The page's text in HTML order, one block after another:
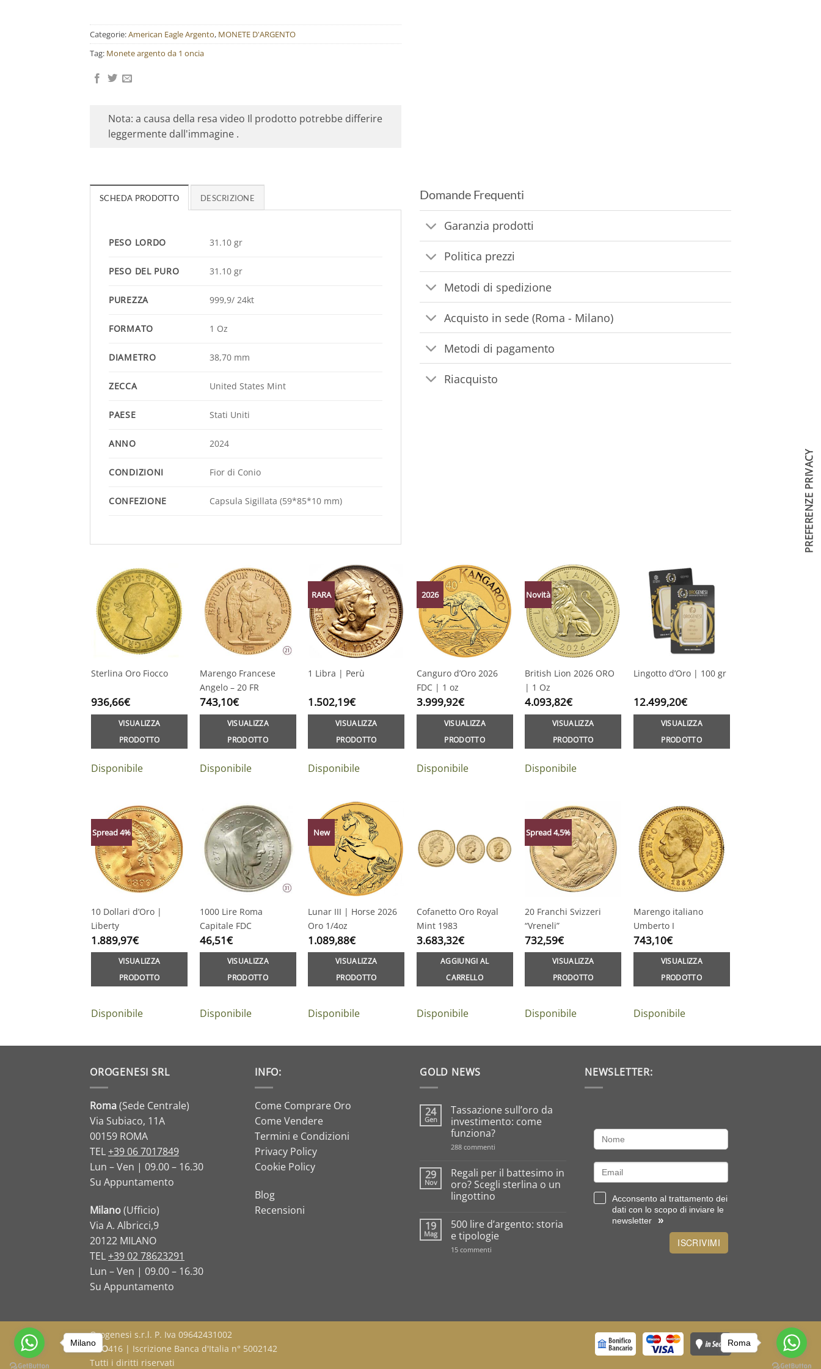
Categorie:American Eagle Argento, MONETE D'ARGENTO
Tag: Monete argento da 1 oncia
Nota: a causa della resa video Il prodotto potrebbe differire
leggermente dall'immagine .
SCHEDA PRODOTTO DESCRIZIONE
PESO LORDO 31.10 gr
PESO DEL PURO 31.10 gr
PUREZZA 999,9/ 24kt
FORMATO 1 Oz
DIAMETRO 38,70 mm
ZECCA United States Mint
PAESE Stati Uniti
ANNO 2024
CONDIZIONI Fior di Conio
CONFEZIONE Capsula Sigillata (59*85*10 mm)
Domande Frequenti
Garanzia prodotti
Politica prezzi
Metodi di spedizione
Acquisto in sede (Roma - Milano)
Metodi di pagamento
Riacquisto
Sterlina Oro Fiocco
936,66€
VISUALIZZA
PRODOTTO
Disponibile
Marengo Francese
Angelo – 20 FR
743,10€
VISUALIZZA
PRODOTTO
Disponibile
RARA
1 Libra | Perù
1.502,19€
VISUALIZZA
PRODOTTO
Disponibile
2026
Canguro d’Oro 2026
FDC | 1 oz
3.999,92€
VISUALIZZA
PRODOTTO
Disponibile
Novità
British Lion 2026 ORO
| 1 Oz
4.093,82€
VISUALIZZA
PRODOTTO
Disponibile
Lingotto d’Oro | 100 gr
12.499,20€
VISUALIZZA
PRODOTTO
Spread 4%
10 Dollari d’Oro |
Liberty
1.889,97€
VISUALIZZA
PRODOTTO
Disponibile
1000 Lire Roma
Capitale FDC
46,51€
VISUALIZZA
PRODOTTO
Disponibile
New
Lunar III | Horse 2026
Oro 1/4oz
1.089,88€
VISUALIZZA
PRODOTTO
Disponibile
Cofanetto Oro Royal
Mint 1983
3.683,32€
AGGIUNGI AL
CARRELLO
Disponibile
Spread 4,5%
20 Franchi Svizzeri
“Vreneli”
732,59€
VISUALIZZA
PRODOTTO
Disponibile
Marengo italiano
Umberto I
743,10€
VISUALIZZA
PRODOTTO
Disponibile
OROGENESI SRL
Roma(Sede Centrale)
Via Subiaco, 11A
00159 ROMA
TEL+39 06 7017849
Lun – Ven | 09.00 – 16.30
Su Appuntamento
Milano(Ufficio)
Via A. Albricci,9
20122 MILANO
TEL+39 02 78623291
Lun – Ven | 09.00 – 16.30
Su Appuntamento
INFO:
Come Comprare Oro
Come Vendere
Termini e Condizioni
Privacy Policy
Cookie Policy
Blog
Recensioni
GOLD NEWS
24
Gen
Tassazione sull’oro da
investimento: come
funziona?
288 commenti
da
investimento:
come
29
Nov
Regali per il battesimo in
oro? Scegli sterlina o un
lingottino
su
Regali
per
il
19
Mag
500 lire d’argento: storia
e tipologie
15 commenti
NEWSLETTER:
Acconsento al trattamento dei
dati con lo scopo di inviare le
newsletter
»
ISCRIVIMI
Orogenesi s.r.l. P. Iva 09642431002
OPO416 | Iscrizione Banca d'Italia n° 5002142
Tutti i diritti riservati
Milano Roma